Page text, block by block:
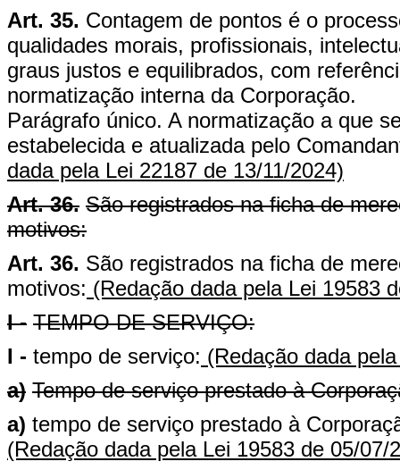
Art. 35. Contagem de pontos é o
qualidades morais, profissionais,
graus justos e equilibrados, com
normatização interna da Corporação.
Parágrafo único. A normatização a que
estabelecida e atualizada pelo
dada pela Lei 22187 de 13/11/2024)
Art. 36. São registrados na ficha de
motivos:
Art. 36. São registrados na ficha de
motivos: (Redação dada pela Lei 19583
I - TEMPO DE SERVIÇO:
I - tempo de serviço: (Redação dada
a) Tempo de serviço prestado à
a) tempo de serviço prestado à
(Redação dada pela Lei 19583 de 05/07/